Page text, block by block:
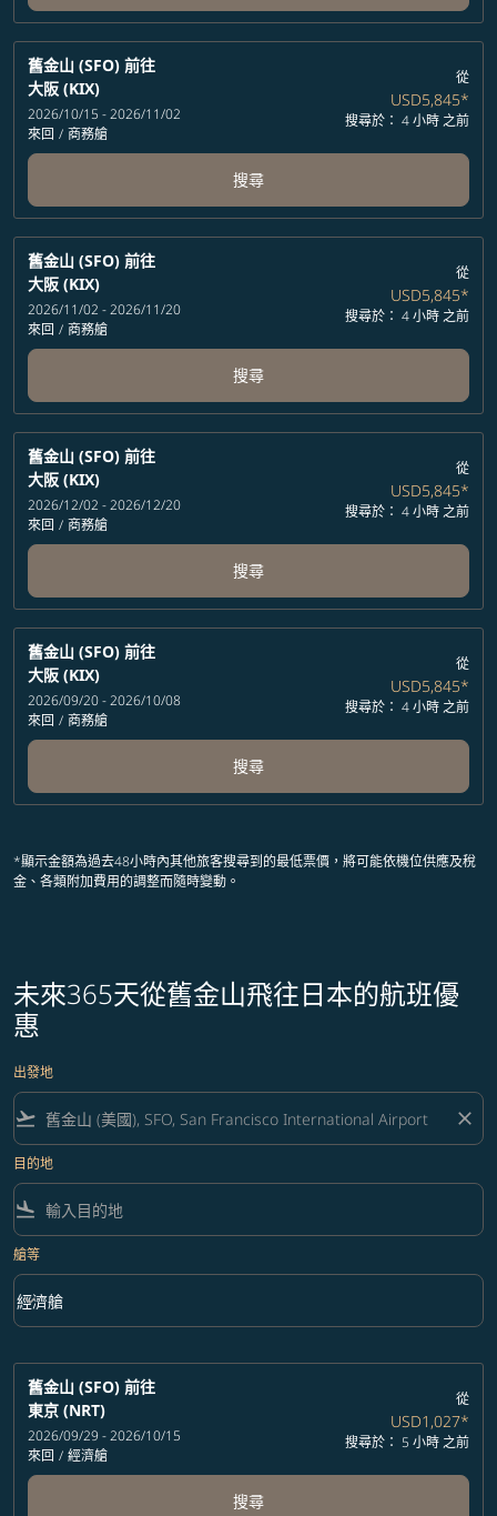
舊金山 (SFO) 前往
大阪 (KIX)
2026/10/15 - 2026/11/02
來回 / 商務艙
從
USD5,845*
搜尋於： 4 小時 之前
搜尋
舊金山 (SFO) 前往
大阪 (KIX)
2026/11/02 - 2026/11/20
來回 / 商務艙
從
USD5,845*
搜尋於： 4 小時 之前
搜尋
舊金山 (SFO) 前往
大阪 (KIX)
2026/12/02 - 2026/12/20
來回 / 商務艙
從
USD5,845*
搜尋於： 4 小時 之前
搜尋
舊金山 (SFO) 前往
大阪 (KIX)
2026/09/20 - 2026/10/08
來回 / 商務艙
從
USD5,845*
搜尋於： 4 小時 之前
搜尋
*顯示金額為過去48小時內其他旅客搜尋到的最低票價，將可能依機位供應及稅
金、各類附加費用的調整而隨時變動。
未來365天從舊金山飛往日本的航班優
惠
出發地
flight_takeoff close
目的地
flight_land
艙等
艙等 option 經濟艙 Selected
經濟艙
keyboard_arrow_down
舊金山 (SFO) 前往
東京 (NRT)
2026/09/29 - 2026/10/15
來回 / 經濟艙
從
USD1,027*
搜尋於： 5 小時 之前
搜尋